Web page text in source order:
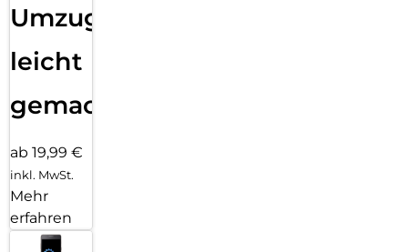
Umzug
leicht
gemacht!
ab 19,99 €
inkl. MwSt.
Mehr
erfahren